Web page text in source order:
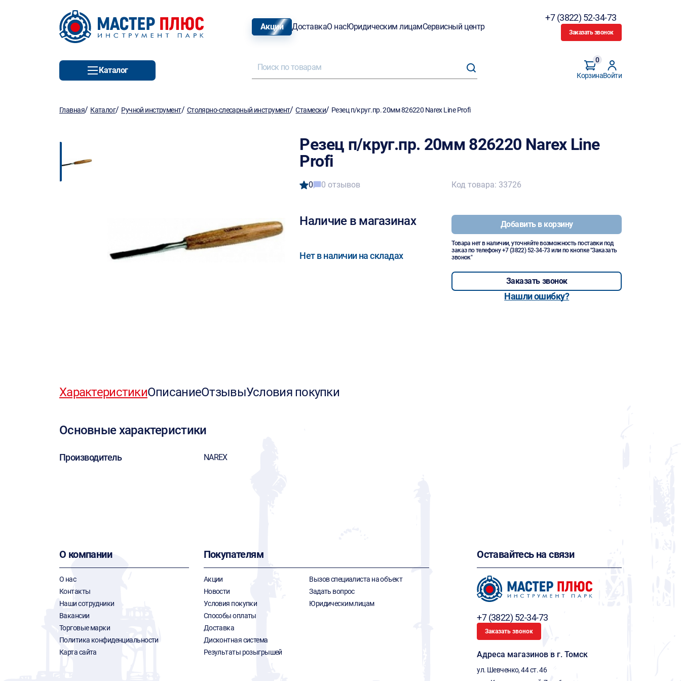
Акции ДоставкаО насЮридическим лицамСервисный центр
+7 (3822) 52-34-73
Заказать звонок
Каталог
Корзина
0
Войти
Главная/ Каталог/ Ручной инструмент/ Столярно-слесарный инструмент/Стамески/ Резец п/круг.пр. 20мм 826220 Narex Line Profi
Резец п/круг.пр. 20мм 826220 Narex Line
Profi
0 0 отзывов
Наличие в магазинах
Нет в наличии на складах
Код товара: 33726
Добавить в корзину
Товара нет в наличии, уточняйте возможность поставки под
заказ по телефону+7 (3822) 52-34-73 или по кнопке "Заказать
звонок"
Заказать звонок
Нашли ошибку?
ХарактеристикиОписаниеОтзывыУсловия покупки
Основные характеристики
Производитель NAREX
О компании
О нас
Контакты
Наши сотрудники
Вакансии
Торговые марки
Политика конфиденциальности
Карта сайта
Покупателям
Акции
Новости
Условия покупки
Способы оплаты
Доставка
Дисконтная система
Результаты розыгрышей
Вызов специалиста на объект
Задать вопрос
Юридическим лицам
Оставайтесь на связи
+7 (3822) 52-34-73
Заказать звонок
Адреса магазинов в г. Томск
ул. Шевченко, 44 ст. 46